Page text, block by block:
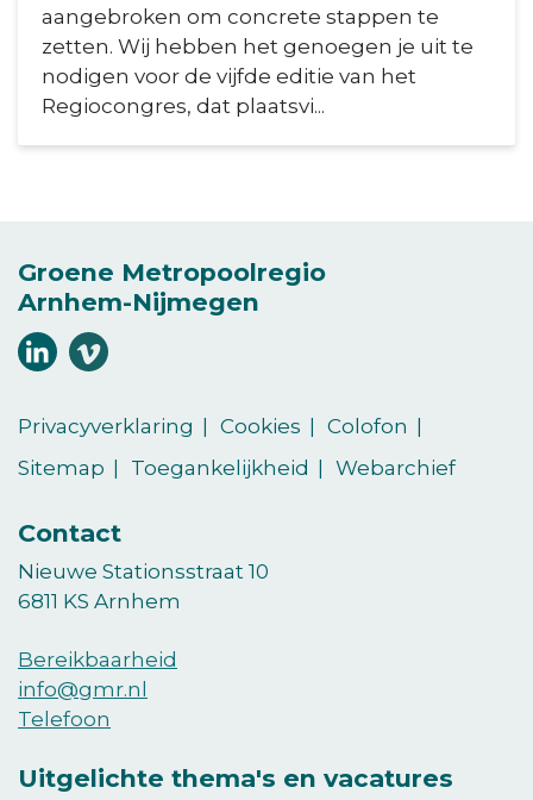
aangebroken om concrete stappen te
zetten. Wij hebben het genoegen je uit te
nodigen voor de vijfde editie van het
Regiocongres, dat plaatsvi...
Groene Metropoolregio
Arnhem-Nijmegen
Volg
ons
LinkedIn
ons
vimeo
Privacyverklaring
Cookies
Colofon
Sitemap
Toegankelijkheid Webarchief
Contact
Nieuwe Stationsstraat 10
6811 KS Arnhem
Bereikbaarheid
info@gmr.nl
Telefoon
Uitgelichte thema's en vacatures